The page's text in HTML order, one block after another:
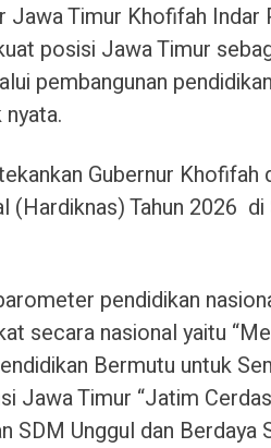
Jawa Timur Khofifah Indar
posisi Jawa Timur
pembangunan
Gubernur Khofifah
(Hardiknas) Tahun 2026 di
pendidikan
secara nasional yaitu
Bermutu untuk
Jawa Timur “Jatim
SDM Unggul dan Berdaya